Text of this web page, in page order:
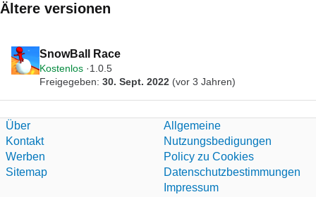
Ältere versionen
SnowBall Race
Kostenlos
1.0.5
Freigegeben: 30. Sept. 2022 (vor 3 Jahren)
Über
Kontakt
Werben
Sitemap
Allgemeine
Nutzungsbedigungen
Policy zu Cookies
Datenschutzbestimmungen
Impressum